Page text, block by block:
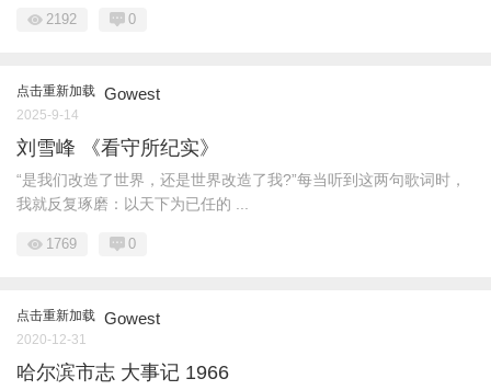
2192 0
点击重新加载 Gowest
2025-9-14
刘雪峰 《看守所纪实》
“是我们改造了世界，还是世界改造了我?”每当听到这两句歌词时，
我就反复琢磨：以天下为已任的 ...
1769 0
点击重新加载 Gowest
2020-12-31
哈尔滨市志 大事记 1966